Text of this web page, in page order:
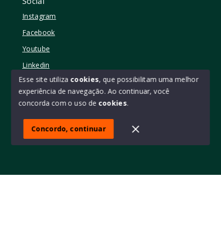
Instagram
Facebook
Youtube
Linkedin
© Copyright 2026 - Elo11 consultoria imobiliária • creci
SITE PARA IMOBILIARIA
Esse site utiliza cookies, que possibilitam uma melhor
experiência de navegação. Ao continuar, você
concorda com o uso de cookies.
Concordo, continuar